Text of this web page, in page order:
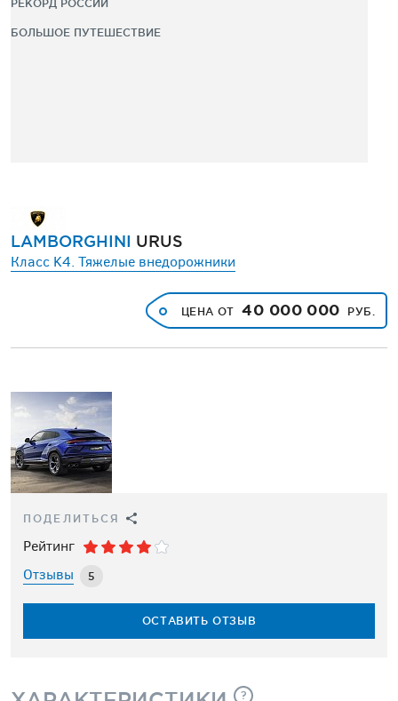
РЕКОРД РОССИИ
БОЛЬШОЕ ПУТЕШЕСТВИЕ
LAMBORGHINI URUS
Класс K4. Тяжелые внедорожники
ЦЕНА ОТ 40 000 000 РУБ.
ПОДЕЛИТЬСЯ
Рейтинг
Отзывы
5
ОСТАВИТЬ ОТЗЫВ
?